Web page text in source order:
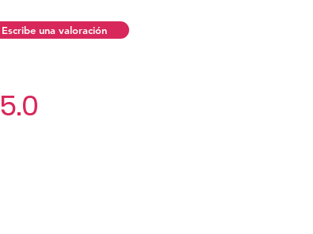
Escribe una valoración
5.0